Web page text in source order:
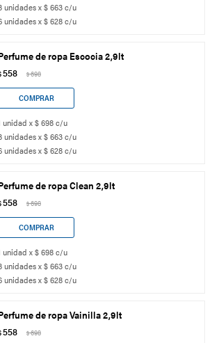
unidades x $ 663 c/u
unidades x $ 628 c/u
de ropa Escocia 2,9lt
558 $698
unidad x $ 698 c/u
unidades x $ 663 c/u
unidades x $ 628 c/u
de ropa Clean 2,9lt
558 $698
unidad x $ 698 c/u
unidades x $ 663 c/u
unidades x $ 628 c/u
de ropa Vainilla 2,9lt
558 $698